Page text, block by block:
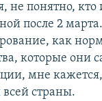
не понятно, кто
после 2
как
которые они
мне
всей страны.